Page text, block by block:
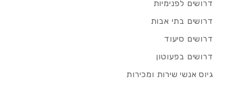
דרושים לפנימיות
דרושים בתי אבות
דרושים סיעוד
דרושים בפעוטון
גיוס אנשי שירות ומכירות